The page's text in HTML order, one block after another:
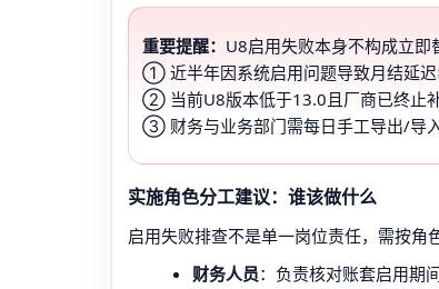
重要提醒： U8启用失败本身不构成立即
① 近半年因系统启用问题导致月结延迟
② 当前U8版本低于13.0且厂商已终止补
③ 财务与业务部门需每日手工导出/导入
实施角色分工建议：谁该做什么
启用失败排查不是单一岗位责任，需按角
财务人员：负责核对账套启用期